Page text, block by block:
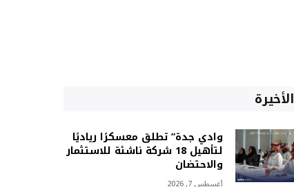
الأخيرة
وادي جدة” تطلق معسكرًا رياديًا
لتأهيل 18 شركة ناشئة للاستثمار
والاحتضان